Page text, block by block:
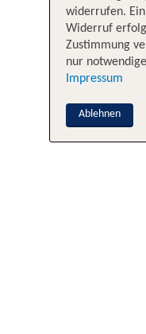
widerrufen.
Widerruf
Zustimmung
nur
Impressum
Ablehnen